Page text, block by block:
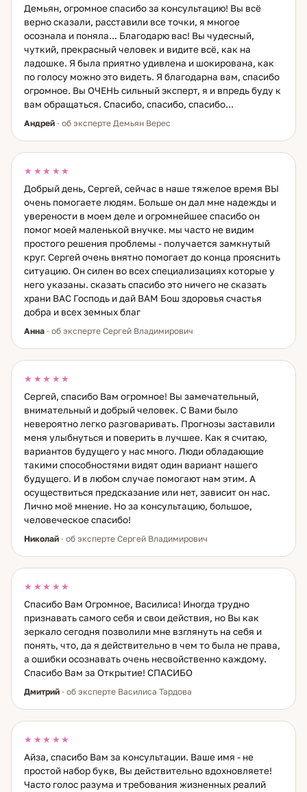
Демьян, огромное спасибо за консультацию! Вы всё
верно сказали, расставили все точки, я многое
осознала и поняла... Благодарю вас! Вы чудесный,
чуткий, прекрасный человек и видите всё, как на
ладошке. Я была приятно удивлена и шокирована, как
по голосу можно это видеть. Я благодарна вам, спасибо
огромное. Вы ОЧЕНЬ сильный эксперт, я и впредь буду к
вам обращаться. Спасибо, спасибо, спасибо...
Андрей · об эксперте Демьян Верес
★★★★★
Добрый день, Сергей, сейчас в наше тяжелое время ВЫ
очень помогаете людям. Больше он дал мне надежды и
уверености в моем деле и огромнейшее спасибо он
помог моей маленькой внучке. мы часто не видим
простого решения проблемы - получается замкнутый
круг. Сергей очень внятно помогает до конца прояснить
ситуацию. Он силен во всех специализациях которые у
него указаны. сказать спасибо это ничего не сказать
храни ВАС Господь и дай ВАМ Бош здоровья счастья
добра и всех земных благ
Анна · об эксперте Сергей Владимирович
★★★★★
Сергей, спасибо Вам огромное! Вы замечательный,
внимательный и добрый человек. С Вами было
невероятно легко разговаривать. Прогнозы заставили
меня улыбнуться и поверить в лучшее. Как я считаю,
вариантов будущего у нас много. Люди обладающие
такими способностями видят один вариант нашего
будущего. И в любом случае помогают нам этим. А
осуществиться предсказание или нет, зависит он нас.
Лично моё мнение. Но за консультацию, большое,
человеческое спасибо!
Николай · об эксперте Сергей Владимирович
★★★★★
Спасибо Вам Огромное, Василиса! Иногда трудно
признавать самого себя и свои действия, но Вы как
зеркало сегодня позволили мне взглянуть на себя и
понять, что, да я действительно в чем то была не права,
а ошибки осознавать очень несвойственно каждому.
Спасибо Вам за Открытие! СПАСИБО
Дмитрий · об эксперте Василиса Тардова
★★★★★
Айза, спасибо Вам за консультации. Ваше имя - не
простой набор букв, Вы действительно вдохновляете!
Часто голос разума и требования жизненных реалий